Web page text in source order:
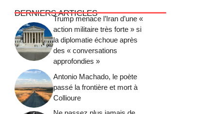
DERNIERS ARTICLES
Trump menace l’Iran d’une «
action militaire très forte » si
la diplomatie échoue après
des « conversations
approfondies »
Antonio Machado, le poète
passé la frontière et mort à
Collioure